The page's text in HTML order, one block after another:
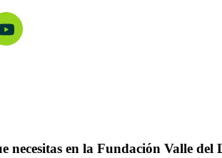
necesitas en la Fundación Valle del